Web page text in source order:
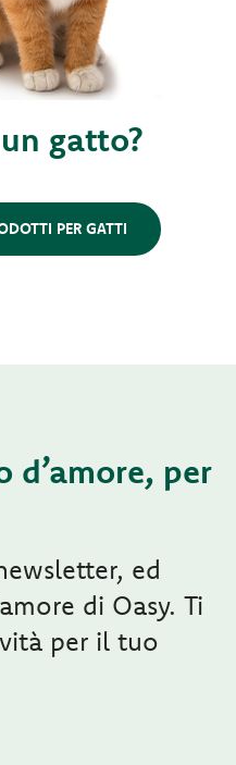
gatto?
PER GATTI
per
ed
di Oasy. Ti
per il tuo